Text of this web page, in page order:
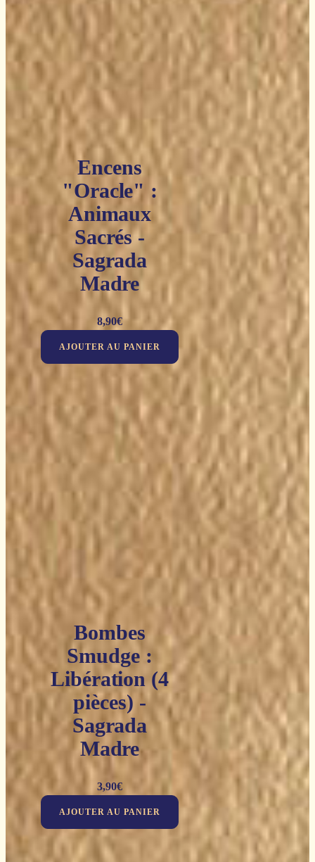
Encens
"Oracle" :
Animaux
Sacrés -
Sagrada
Madre
8,90€
AJOUTER AU PANIER
Bombes
Smudge :
Libération (4
pièces) -
Sagrada
Madre
3,90€
AJOUTER AU PANIER